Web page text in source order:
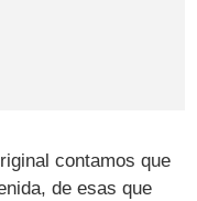
contamos que
de esas que